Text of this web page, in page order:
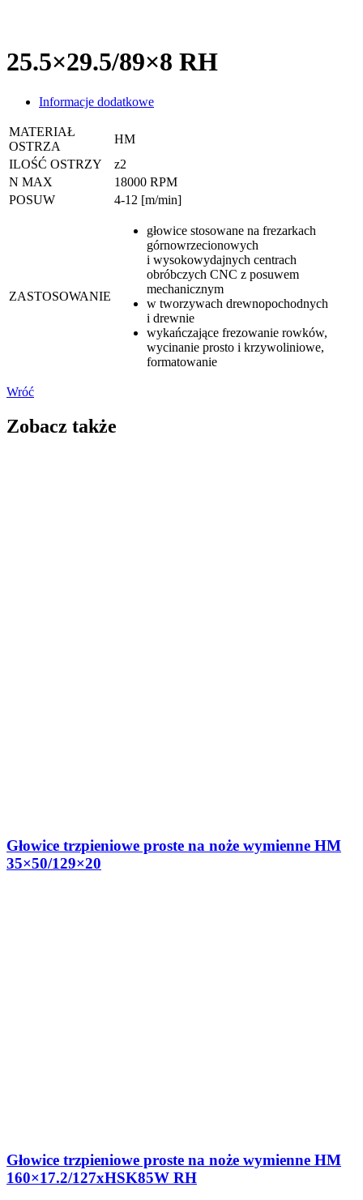
25.5×29.5/89×8 RH
Informacje dodatkowe
MATERIAŁ
OSTRZA
HM
ILOŚĆ OSTRZY
z2
N MAX
18000 RPM
POSUW
4-12 [m/min]
ZASTOSOWANIE
głowice stosowane na frezarkach
górnowrzecionowych
i wysokowydajnych centrach
obróbczych CNC z posuwem
mechanicznym
w tworzywach drewnopochodnych
i drewnie
wykańczające frezowanie rowków,
wycinanie prosto i krzywoliniowe,
formatowanie
Wróć
Zobacz także
Głowice trzpieniowe proste na noże wymienne HM
35×50/129×20
Głowice trzpieniowe proste na noże wymienne HM
160×17.2/127xHSK85W RH